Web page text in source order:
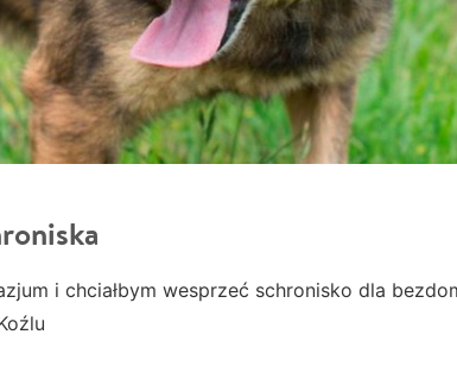
i chciałbym wesprzeć schronisko dla